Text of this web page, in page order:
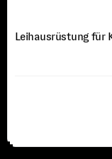
Leihausrüstung für